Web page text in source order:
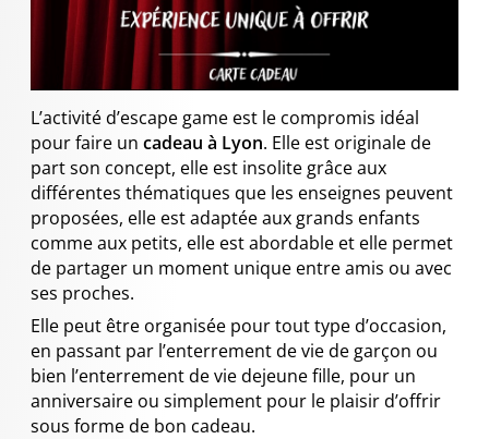
L’activité d’escape game est le compromis idéal
pour faire un cadeau à Lyon. Elle est originale de
part son concept, elle est insolite grâce aux
différentes thématiques que les enseignes peuvent
proposées, elle est adaptée aux grands enfants
comme aux petits, elle est abordable et elle permet
de partager un moment unique entre amis ou avec
ses proches.
Elle peut être organisée pour tout type d’occasion,
en passant par l’enterrement de vie de garçon ou
bien l’enterrement de vie dejeune fille, pour un
anniversaire ou simplement pour le plaisir d’offrir
sous forme de bon cadeau.